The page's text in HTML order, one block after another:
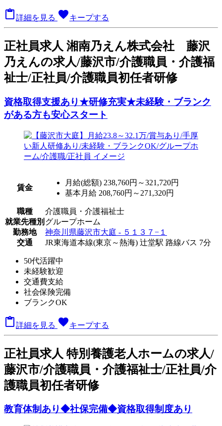
詳細を見る favoriteキープする
正社員求人 湘南乃えん株式会社 藤沢
乃えんの求人/藤沢市/介護職員・介護福
祉士/正社員/介護職員初任者研修
資格取得支援あり★研修充実★未経験・ブランク
がある方も安心スタート
賃金
月給(総額) 238,760円～321,720円
基本月給 208,760円～271,320円
職種
介護職員・介護福祉士
就業先種別 グループホーム
勤務地
神奈川県藤沢市大庭 - ５１３７−１
交通
JR東海道本線(東京～熱海) 辻堂駅 路線バス 7分
50代活躍中
未経験歓迎
交通費支給
社会保険完備
ブランクOK
詳細を見る favoriteキープする
正社員求人 特別養護老人ホームの求人/
藤沢市/介護職員・介護福祉士/正社員/介
護職員初任者研修
教育体制あり◆社保完備◆資格取得制度あり